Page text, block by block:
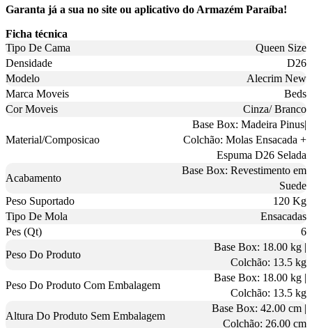
Garanta já a sua no site ou aplicativo do Armazém Paraíba!
Ficha técnica
Tipo De Cama
Queen Size
Densidade
D26
Modelo
Alecrim New
Marca Moveis
Beds
Cor Moveis
Cinza/ Branco
Material/Composicao
Base Box: Madeira Pinus|
Colchão: Molas Ensacada +
Espuma D26 Selada
Acabamento
Base Box: Revestimento em
Suede
Peso Suportado
120 Kg
Tipo De Mola
Ensacadas
Pes (Qt)
6
Peso Do Produto
Base Box: 18.00 kg |
Colchão: 13.5 kg
Peso Do Produto Com Embalagem
Base Box: 18.00 kg |
Colchão: 13.5 kg
Altura Do Produto Sem Embalagem
Base Box: 42.00 cm |
Colchão: 26.00 cm